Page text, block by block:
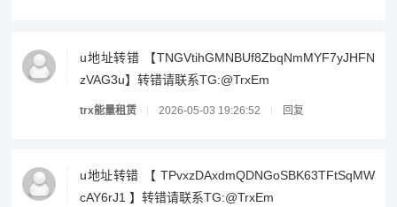
u地址转错 【TNGVtihGMNBUf8ZbqNmMYF7yJHFN
zVAG3u】转错请联系TG:@TrxEm
trx能量租赁 2026-05-03 19:26:52 回复
u地址转错 【 TPvxzDAxdmQDNGoSBK63TFtSqMW
cAY6rJ1 】转错请联系TG:@TrxEm